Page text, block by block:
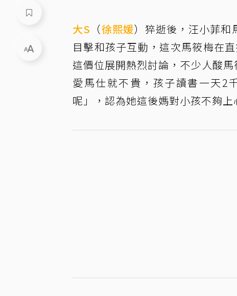
大S （徐熙媛）猝逝後，汪小菲和
目擊和孩子互動，這次馬筱梅在
這價位展開熱烈討論，不少人酸
愛馬仕就不貴，孩子讀書一天2
呢」，認為她這後媽對小孩不夠上